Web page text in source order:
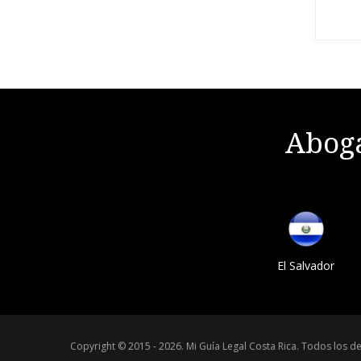
El Salvador
Copyright © 2015 - 2026. Mi Guía Legal Costa Rica. Todos los